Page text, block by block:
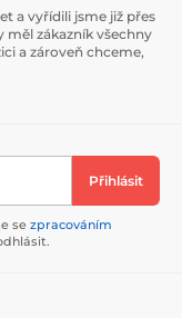
a vyřídili jsme již přes
měl zákazník všechny
a zároveň chceme,
Přihlásit
se zpracováním